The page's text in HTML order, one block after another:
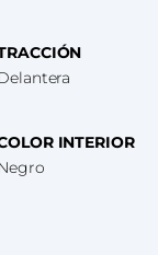
INTERIOR